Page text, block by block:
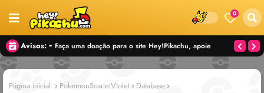
0
Avisos: ◓ Faça uma doação para o site Hey!Pikachu, apoie
nosso trabalho! — CHAVE PIX:
CONTATO@HEYPIKACHU.COM
Página inicial PokemonScarletViolet Database